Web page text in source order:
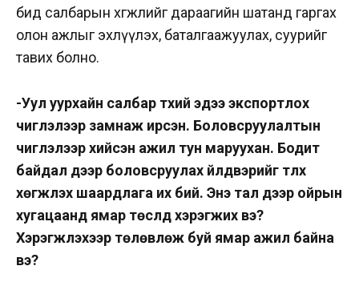
бид салбарын хөгжлийг дараагийн шатанд гаргах
олон ажлыг эхлүүлэх, баталгаажуулах, суурийг
тавих болно.
-Уул уурхайн салбар түүхий эдээ экспортлох
чиглэлээр замнаж ирсэн. Боловсруулалтын
чиглэлээр хийсэн ажил тун маруухан. Бодит
байдал дээр боловсруулах үйлдвэрийг түлхүү
хөгжүүлэх шаардлага их бий. Энэ тал дээр ойрын
хугацаанд ямар төслүүд хэрэгжих вэ?
Хэрэгжүүлэхээр төлөвлөж буй ямар ажил байна
вэ?